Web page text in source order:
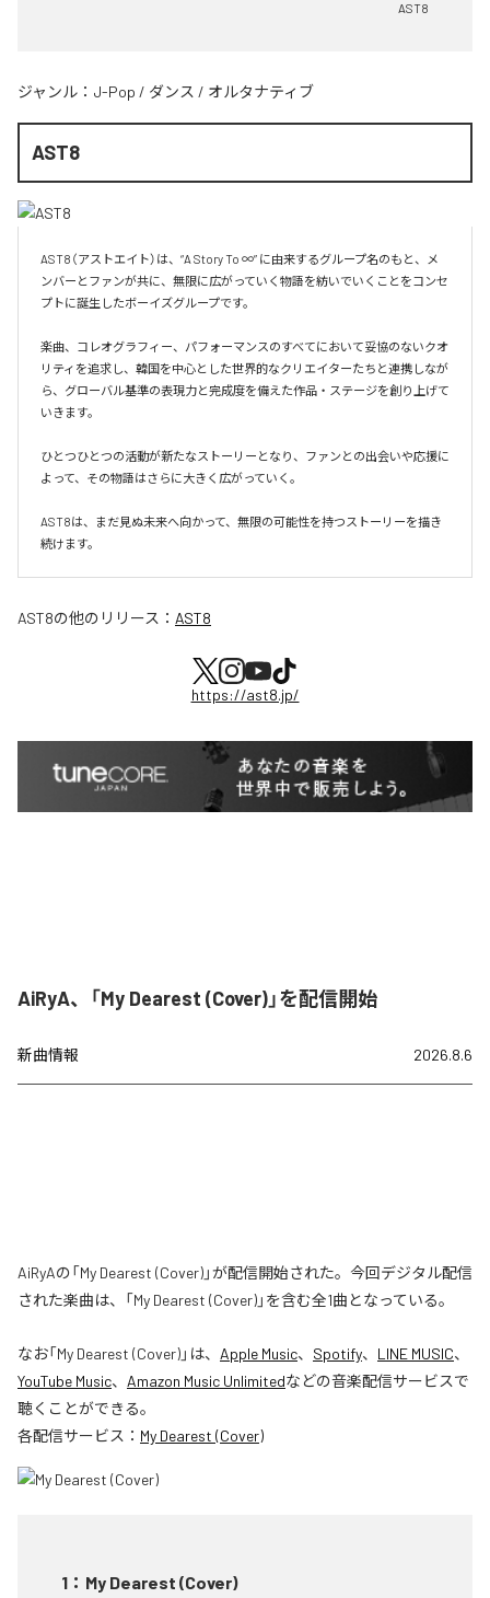
AST8
ジャンル： J-Pop / ダンス / オルタナティブ
AST8
AST8（アストエイト）は、“A Story To ∞” に由来するグループ名のもと、メ
ンバーとファンが共に、無限に広がっていく物語を紡いでいくことをコンセ
プトに誕生したボーイズグループです。
楽曲、コレオグラフィー、パフォーマンスのすべてにおいて妥協のないクオ
リティを追求し、韓国を中心とした世界的なクリエイターたちと連携しなが
ら、グローバル基準の表現力と完成度を備えた作品・ステージを創り上げて
いきます。
ひとつひとつの活動が新たなストーリーとなり、ファンとの出会いや応援に
よって、その物語はさらに大きく広がっていく。
AST8は、まだ見ぬ未来へ向かって、無限の可能性を持つストーリーを描き
続けます。
AST8の他のリリース： AST8
https://ast8.jp/
AiRyA、「My Dearest (Cover)」を配信開始
新曲情報 2026.8.6
AiRyAの「My Dearest (Cover)」が配信開始された。今回デジタル配信
された楽曲は、「My Dearest (Cover)」を含む全1曲となっている。
なお「My Dearest (Cover)」は、 Apple Music、 Spotify、 LINE MUSIC、
YouTube Music、 Amazon Music Unlimitedなどの音楽配信サービスで
聴くことができる。
各配信サービス： My Dearest (Cover)
1 ： My Dearest (Cover)